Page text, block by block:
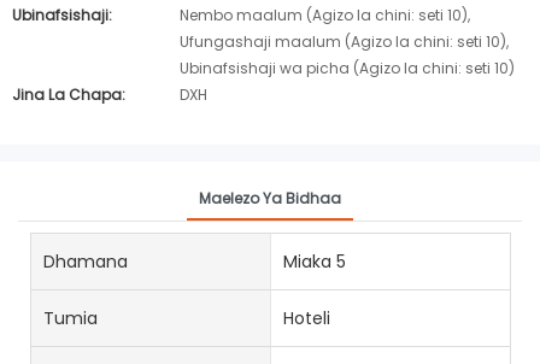
Ubinafsishaji:
Nembo maalum (Agizo la chini: seti 10),
Ufungashaji maalum (Agizo la chini: seti 10),
Ubinafsishaji wa picha (Agizo la chini: seti 10)
Jina La Chapa:
DXH
Maelezo Ya Bidhaa
Dhamana Miaka 5
Tumia Hoteli